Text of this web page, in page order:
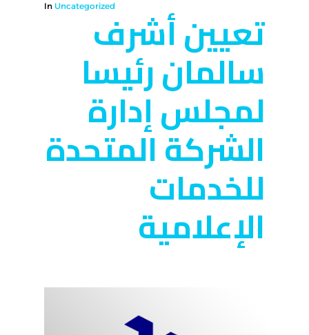
In Uncategorizedتعيين أشرف
سالمان رئيسا
لمجلس إدارة
الشركة المتحدة
للخدمات
الإعلامية